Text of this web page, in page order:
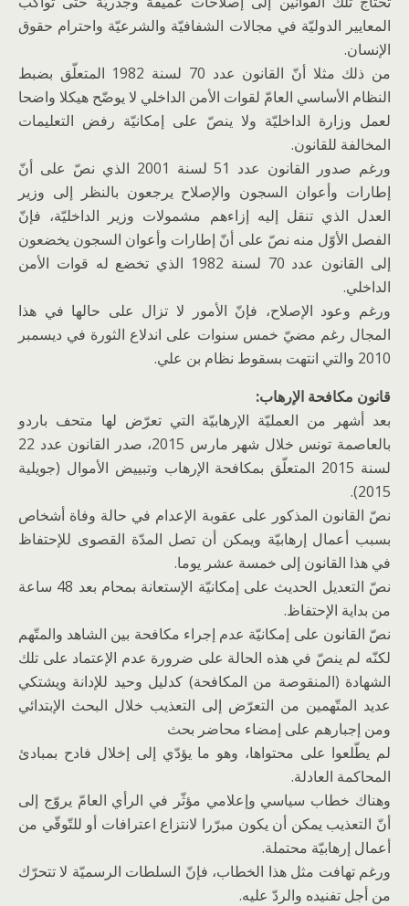
المعايير الدوليّة في مجالات الشفافيّة والشرعيّة واحترام حقوق
الإنسان.
من ذلك مثلا أنّ القانون عدد 70 لسنة 1982 المتعلّق بضبط
النظام الأساسي العامّ لقوات الأمن الداخلي لا يوضّح هيكلا واضحا
لعمل وزارة الداخليّة ولا ينصّ على إمكانيّة رفض التعليمات
المخالفة للقانون.
ورغم صدور القانون عدد 51 لسنة 2001 الذي نصّ على أنّ
إطارات وأعوان السجون والإصلاح يرجعون بالنظر إلى وزير
العدل الذي تنقل إليه إزاءهم مشمولات وزير الداخليّة، فإنّ
الفصل الأوّل منه نصّ على أنّ إطارات وأعوان السجون يخضعون
إلى القانون عدد 70 لسنة 1982 الذي تخضع له قوات الأمن
الداخلي.
ورغم وعود الإصلاح، فإنّ الأمور لا تزال على حالها في هذا
المجال رغم مضيّ خمس سنوات على اندلاع الثورة في ديسمبر
2010 والتي انتهت بسقوط نظام بن علي.
قانون مكافحة الإرهاب:
بعد أشهر من العمليّة الإرهابيّة التي تعرّض لها متحف باردو
بالعاصمة تونس خلال شهر مارس 2015، صدر القانون عدد 22
لسنة 2015 المتعلّق بمكافحة الإرهاب وتبييض الأموال (جويلية
2015).
نصّ القانون المذكور على عقوبة الإعدام في حالة وفاة أشخاص
بسبب أعمال إرهابيّة ويمكن أن تصل المدّة القصوى للإحتفاظ
في هذا القانون إلى خمسة عشر يوما.
نصّ التعديل الحديث على إمكانيّة الإستعانة بمحام بعد 48 ساعة
من بداية الإحتفاظ.
نصّ القانون على إمكانيّة عدم إجراء مكافحة بين الشاهد والمتّهم
لكنّه لم ينصّ في هذه الحالة على ضرورة عدم الإعتماد على تلك
الشهادة (المنقوصة من المكافحة) كدليل وحيد للإدانة ويشتكي
عديد المتّهمين من التعرّض إلى التعذيب خلال البحث الإبتدائي
ومن إجبارهم على إمضاء محاضر بحث
لم يطّلعوا على محتواها، وهو ما يؤدّي إلى إخلال فادح بمبادئ
المحاكمة العادلة.
وهناك خطاب سياسي وإعلامي مؤثّر في الرأي العامّ يروّج إلى
أنّ التعذيب يمكن أن يكون مبرّرا لانتزاع اعترافات أو للتّوقّي من
أعمال إرهابيّة محتملة.
ورغم تهافت مثل هذا الخطاب، فإنّ السلطات الرسميّة لا تتحرّك
من أجل تفنيده والردّ عليه.